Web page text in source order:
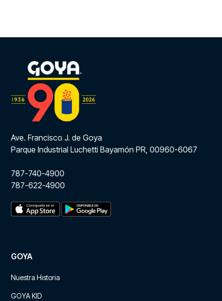
Ave. Francisco J. de Goya
Parque Industrial Luchetti Bayamón PR, 00960-6067
787-740-4900
787-622-4900
GOYA
Nuestra Historia
GOYA KID